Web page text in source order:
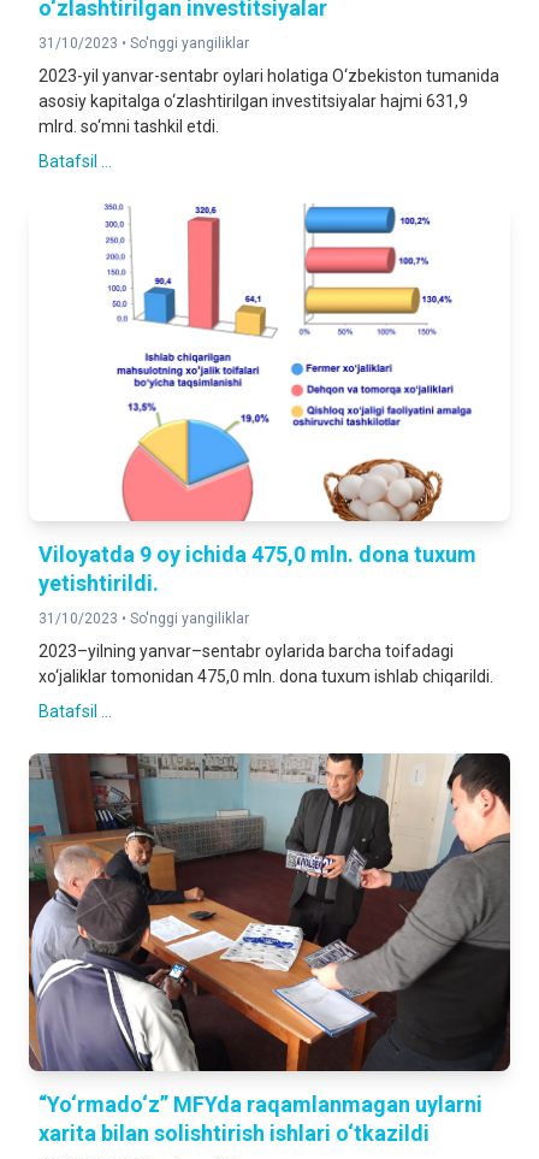
o‘zlashtirilgan investitsiyalar
31/10/2023 • So'nggi yangiliklar
2023-yil yanvar-sentabr oylari holatiga O‘zbekiston tumanida
asosiy kapitalga o‘zlashtirilgan investitsiyalar hajmi 631,9
mlrd. so‘mni tashkil etdi.
Batafsil ...
Viloyatda 9 oy ichida 475,0 mln. dona tuxum
yetishtirildi.
31/10/2023 • So'nggi yangiliklar
2023–yilning yanvar–sentabr oylarida barcha toifadagi
xo‘jaliklar tomonidan 475,0 mln. dona tuxum ishlab chiqarildi.
Batafsil ...
“Yo‘rmado‘z” MFYda raqamlanmagan uylarni
xarita bilan solishtirish ishlari o‘tkazildi